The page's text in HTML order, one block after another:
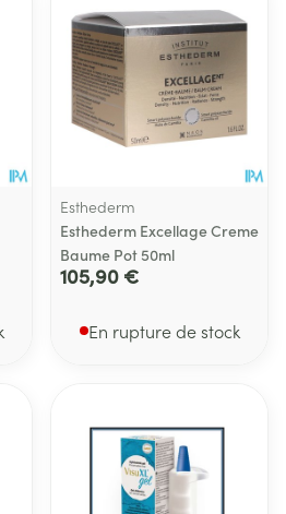
Esthederm
Esthederm Excellage Creme
Baume Pot 50ml
105,90 €
En rupture de stock